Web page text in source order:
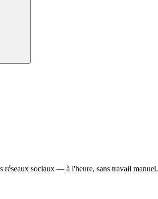
réseaux sociaux — à l'heure, sans travail manuel.